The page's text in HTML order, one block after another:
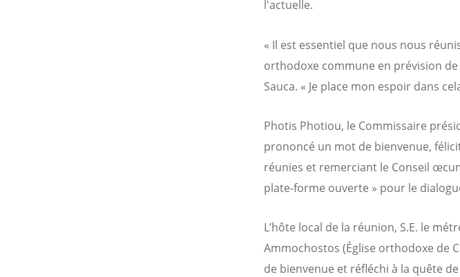
l'actuelle.
« Il est essentiel que nous nous
orthodoxe commune en prévision de
Sauca. « Je place mon espoir dans
Photis Photiou, le Commissaire
prononcé un mot de bienvenue,
réunies et remerciant le Conseil
plate-forme ouverte » pour le
L’hôte local de la réunion, S.E. le
Ammochostos (Église orthodoxe de
de bienvenue et réfléchi à la quête